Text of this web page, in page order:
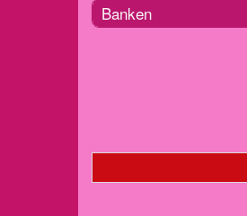
Banken